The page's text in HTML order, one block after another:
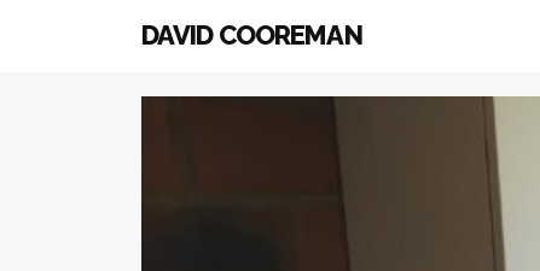
DAVID COOREMAN